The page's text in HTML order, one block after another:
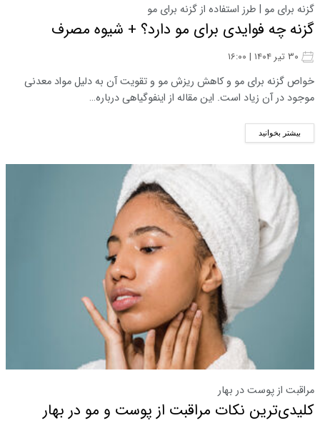
گزنه برای مو | طرز استفاده از گزنه برای مو
گزنه چه فوایدی برای مو دارد؟ + شیوه مصرف
خواص گزنه برای مو و کاهش ریزش مو و تقویت آن به دلیل مواد معدنی
موجود در آن زیاد است. این مقاله از اینفوگیاهی درباره…
بیشتر بخوانید
مراقبت از پوست در بهار
کلیدی‌ترین نکات مراقبت از پوست و مو در بهار